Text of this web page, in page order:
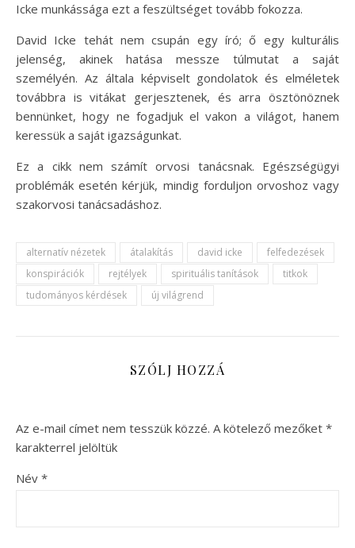
Icke munkássága ezt a feszültséget tovább fokozza.
David Icke tehát nem csupán egy író; ő egy kulturális
jelenség, akinek hatása messze túlmutat a saját
személyén. Az általa képviselt gondolatok és elméletek
továbbra is vitákat gerjesztenek, és arra ösztönöznek
bennünket, hogy ne fogadjuk el vakon a világot, hanem
keressük a saját igazságunkat.
Ez a cikk nem számít orvosi tanácsnak. Egészségügyi
problémák esetén kérjük, mindig forduljon orvoshoz vagy
szakorvosi tanácsadáshoz.
alternatív nézetek átalakítás david icke
felfedezések
konspirációk
rejtélyek spirituális tanítások
titkok
tudományos kérdések
új világrend
SZÓLJ HOZZÁ
Az e-mail címet nem tesszük közzé. A kötelező mezőket *
karakterrel jelöltük
Név *